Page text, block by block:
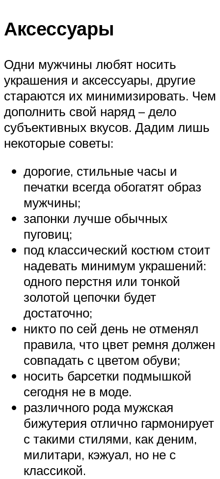
Аксессуары
Одни мужчины любят носить
украшения и аксессуары, другие
стараются их минимизировать. Чем
дополнить свой наряд – дело
субъективных вкусов. Дадим лишь
некоторые советы:
дорогие, стильные часы и
печатки всегда обогатят образ
мужчины;
запонки лучше обычных
пуговиц;
под классический костюм стоит
надевать минимум украшений:
одного перстня или тонкой
золотой цепочки будет
достаточно;
никто по сей день не отменял
правила, что цвет ремня должен
совпадать с цветом обуви;
носить барсетки подмышкой
сегодня не в моде.
различного рода мужская
бижутерия отлично гармонирует
с такими стилями, как деним,
милитари, кэжуал, но не с
классикой.